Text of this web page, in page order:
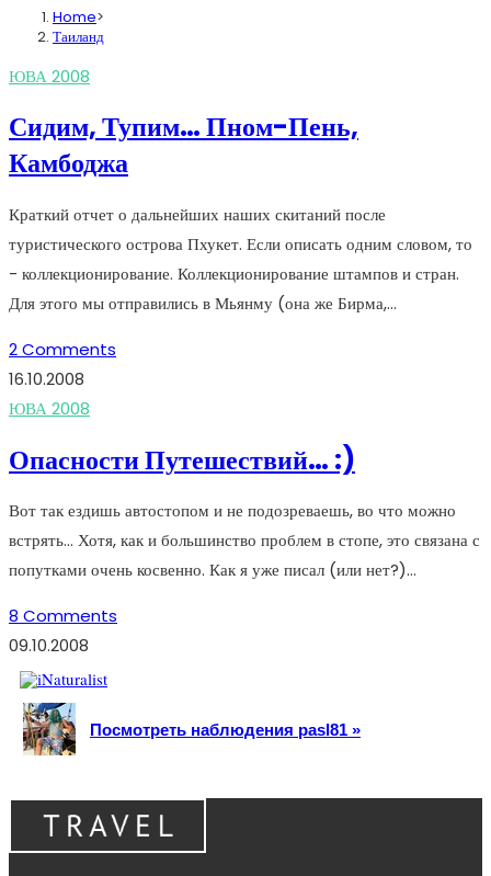
Home>
Таиланд
ЮВА 2008
Сидим, Тупим… Пном-Пень,
Камбоджа
Краткий отчет о дальнейших наших скитаний после
туристического острова Пхукет. Если описать одним словом, то
- коллекционирование. Коллекционирование штампов и стран.
Для этого мы отправились в Мьянму (она же Бирма,…
2 Comments
16.10.2008
ЮВА 2008
Опасности Путешествий… :)
Вот так ездишь автостопом и не подозреваешь, во что можно
встрять... Хотя, как и большинство проблем в стопе, это связана с
попутками очень косвенно. Как я уже писал (или нет?)…
8 Comments
09.10.2008
Посмотреть наблюдения pasl81 »